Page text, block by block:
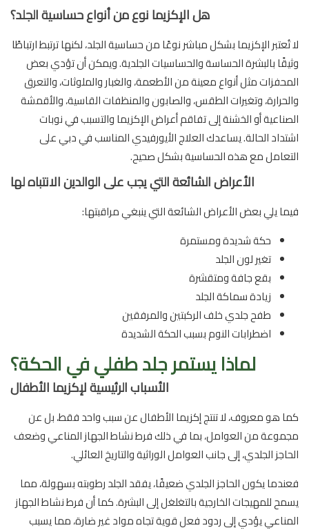
هل الإكزيما نوع من أنواع حساسية الجلد؟
لا تُعتبر الإكزيما بشكل مباشر نوعًا من حساسية الجلد، لكنها ترتبط ارتباطًا
وثيقًا بالبشرة الحساسة والحساسيات الجلدية. ويمكن أن تؤدي بعض
المحفزات مثل أنواع معينة من الأطعمة، والغبار والملوثات، والتعرق
والحرارة، وتغيرات الطقس، والصابون والمنظفات القاسية، والأقمشة
الصناعية أو الخشنة إلى تفاقم أعراض الإكزيما والتسبب في نوبات
اشتداد الحالة. يساعدك العلاج الأيورفيدي المناسب في دبي على
التعامل مع هذه الحساسية بشكل صحيح.
الأعراض الشائعة التي يجب على الوالدين الانتباه لها
فيما يلي بعض الأعراض الشائعة التي ينبغي مراقبتها:
حكة شديدة ومستمرة
تغير لون الجلد
بقع جافة ومتقشرة
زيادة سماكة الجلد
طفح جلدي خلف الركبتين والمرفقين
اضطرابات النوم بسبب الحكة الشديدة
لماذا يستمر جلد طفلي في الحكة؟
الأسباب الرئيسية لإكزيما الأطفال
كما هو معروف، لا تنتج إكزيما الأطفال عن سبب واحد فقط، بل عن
مجموعة من العوامل، بما في ذلك فرط نشاط الجهاز المناعي وضعف
الحاجز الجلدي، إلى جانب العوامل الوراثية والتاريخ العائلي.
فعندما يكون الحاجز الجلدي ضعيفًا، يفقد الجلد رطوبته بسهولة، مما
يسمح للمهيجات الخارجية بالتغلغل إلى البشرة. كما أن فرط نشاط الجهاز
المناعي يؤدي إلى ردود فعل قوية تجاه مواد غير ضارة، مما يسبب